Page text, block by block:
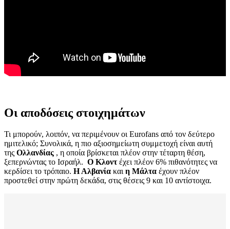
Οι αποδόσεις στοιχημάτων
Τι μπορούν, λοιπόν, να περιμένουν οι Eurofans από τον δεύτερο
ημιτελικό; Συνολικά, η πιο αξιοσημείωτη συμμετοχή είναι αυτή
της Ολλανδίας , η οποία βρίσκεται πλέον στην τέταρτη θέση,
ξεπερνώντας το Ισραήλ. Ο Κλοντέχει πλέον 6% πιθανότητες να
κερδίσει το τρόπαιο. Η Αλβανία καιη Μάλτα έχουν πλέον
προστεθεί στην πρώτη δεκάδα, στις θέσεις 9 και 10 αντίστοιχα.